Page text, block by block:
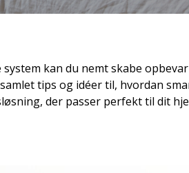
kan du nemt skabe
tips og idéer til, hvordan
der passer perfekt til dit